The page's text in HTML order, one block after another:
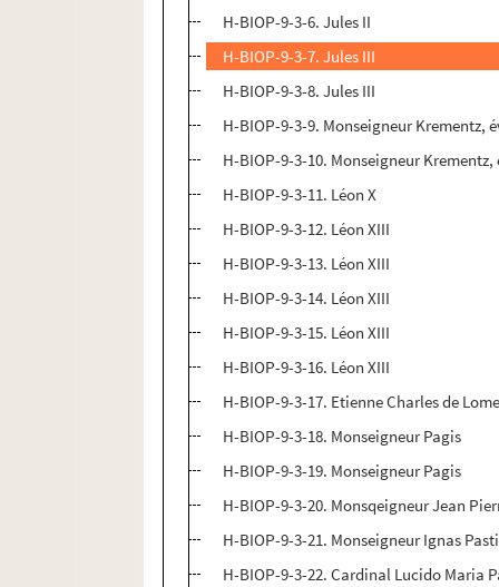
H-BIOP-9-3-6. Jules II
H-BIOP-9-3-7. Jules III
H-BIOP-9-3-8. Jules III
H-BIOP-9-3-9. Monseigneur Krementz,
H-BIOP-9-3-10. Monseigneur
H-BIOP-9-3-11. Léon X
H-BIOP-9-3-12. Léon XIII
H-BIOP-9-3-13. Léon XIII
H-BIOP-9-3-14. Léon XIII
H-BIOP-9-3-15. Léon XIII
H-BIOP-9-3-16. Léon XIII
H-BIOP-9-3-17. Etienne Charles de
H-BIOP-9-3-18. Monseigneur Pagis
H-BIOP-9-3-19. Monseigneur Pagis
H-BIOP-9-3-20. Monsqeigneur Jean
H-BIOP-9-3-21. Monseigneur Ignas Pasti
H-BIOP-9-3-22. Cardinal Lucido Maria